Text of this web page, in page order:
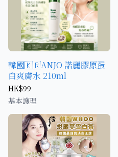
韓國🇰🇷ANJO 諾麗膠原蛋
白爽膚水 210ml
HK$99
基本護理